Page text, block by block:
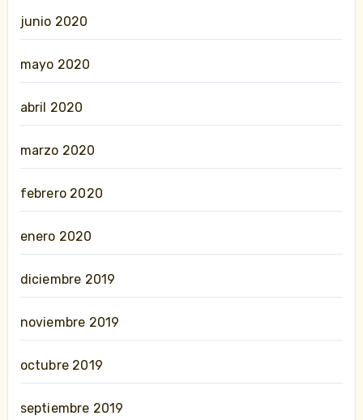
junio 2020
mayo 2020
abril 2020
marzo 2020
febrero 2020
enero 2020
diciembre 2019
noviembre 2019
octubre 2019
septiembre 2019